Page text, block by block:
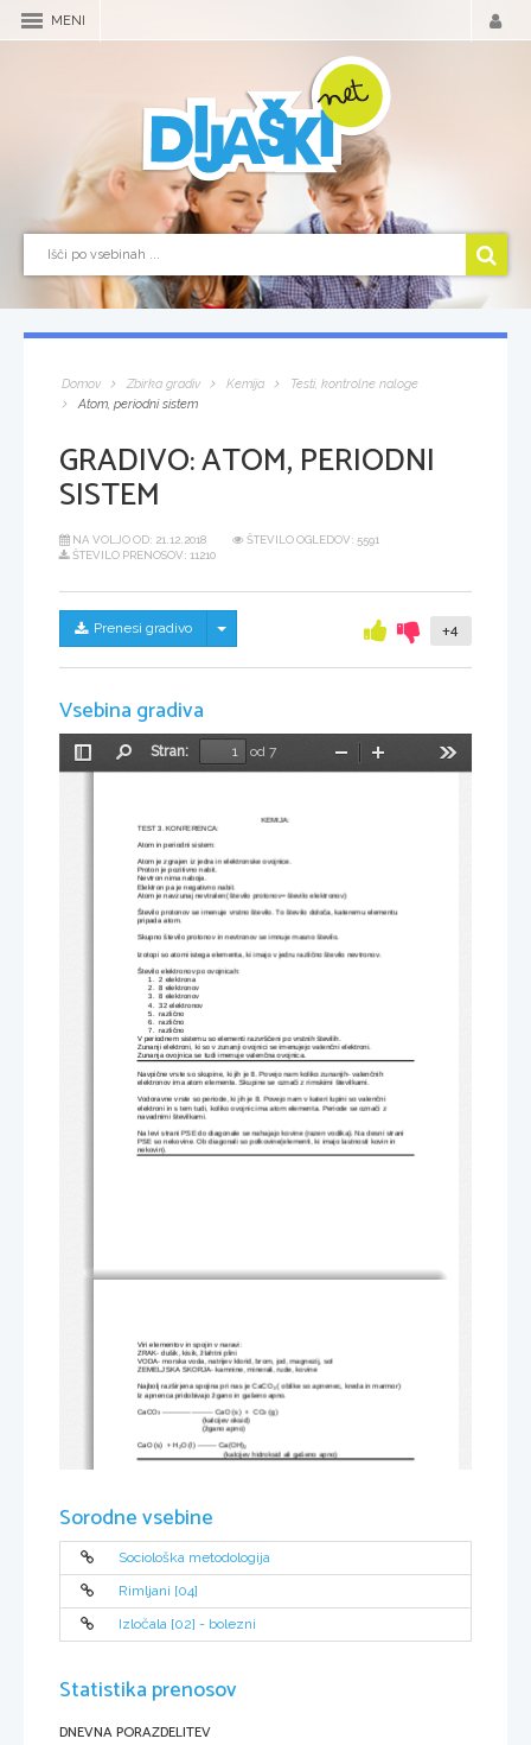
MENI
Domov Zbirka gradiv Kemija
Testi, kontrolne naloge
Atom, periodni sistem
GRADIVO:ATOM, PERIODNI
SISTEM
NA VOLJO OD: 21.12.2018
ŠTEVILO OGLEDOV: 5591
ŠTEVILO PRENOSOV: 11210
Prenesi gradivo Skrij/prikaži meni +4
Vsebina gradiva
Preklopi
Stran:
od 7
Pomanjšaj
KEMIJA:
TEST 3. KONFERENCA:
Atom in periodni sistem:
Atom je zgrajen iz jedra in elektronske ovojnice.
Proton je pozitivno nabit.
Nevtron nima naboja.
Elektron pa je negativno nabit.
Atom je navzunaj nevtralen( število protonov= število elektronov)
Število protonov se imenuje vrstno število. To število določa, kateremu elementu
pripada atom.
Skupno število protonov in nevtronov se imnuje masno število.
Izotopi so atomi istega elementa, ki imajo v jedru različno število nevtronov.
Število elektronov po ovojnicah:
1.
2 elektrona
2.
8 elektronov
3.
8 elektronov
4.
32 elektronov
5.
različno
6.
različno
7.
različno
V periodnem sistemu so elementi razvrščeni po vrstnih številih.
Zunanji elektroni, ki so v zunanji ovojnici se imenujejo valenčni elektroni.
Zunanja ovojnica se tudi imenuje valenčna ovojnica.
Navpične vrste so skupine, ki jih je 8. Povejo nam koliko zunanjih- valenčnih
elektronov ima atom elementa. Skupine se označi z rimskimi številkami.
Vodoravne vrste so periode, ki jih je 8. Povejo nam v kateri lupini so valenčni
elektroni in s tem tudi, koliko ovojnic ima atom elementa. Periode se označi z
navadnimi številkami.
Na levi strani PSE do diagonale se nahajajo kovine (razen vodika). Na desni strani
PSE so nekovine. Ob diagonali so polkovine(elementi, ki imajo lastnosti kovin in
nekovin).
Viri elementov in spojin v naravi:
ZRAK- dušik, kisik, žlahtni plini
VODA- morska voda, natrijev klorid, brom, jod, magnezij, sol
ZEMELJSKA SKORJA- kamnine, minerali, rude, kovine
Najbolj razširjena spojina pri nas je CaCO3 ( oblike so apnenec, kreda in marmor)
Iz apnenca pridobivajo žgano in gašeno apno.
CaCO3 --------------------- CaO (s)  +  CO2 (g)
(kalcijev oksid)
(žgano apno)
CaO (s)  + H O (l) -------- Ca(OH) 2
(kalcijev hidroksid ali gašeno apno)
Sorodne vsebine
Sociološka metodologija
Rimljani [04]
Izločala [02] - bolezni
Statistika prenosov
DNEVNA PORAZDELITEV